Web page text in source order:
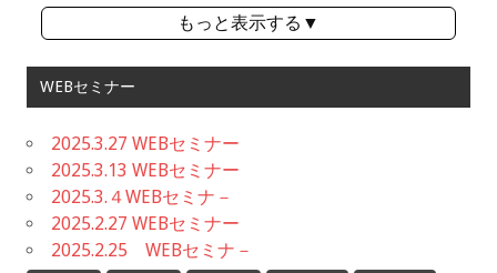
もっと表示する▼
WEBセミナー
2025.3.27 WEBセミナー
2025.3.13 WEBセミナー
2025.3.４WEBセミナ－
2025.2.27 WEBセミナー
2025.2.25 WEBセミナ－